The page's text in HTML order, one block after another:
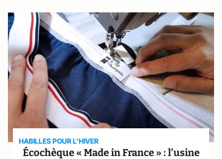
HABILLES POUR L’HIVER
Écochèque « Made in France » : l’usine